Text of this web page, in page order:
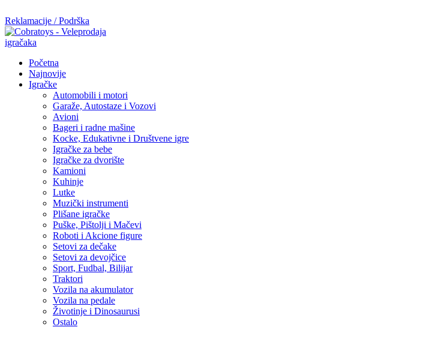
Reklamacije / Podrška
Početna
Najnovije
Igračke
Automobili i motori
Garaže, Autostaze i Vozovi
Avioni
Bageri i radne mašine
Kocke, Edukativne i Društvene igre
Igračke za bebe
Igračke za dvorište
Kamioni
Kuhinje
Lutke
Muzički instrumenti
Plišane igračke
Puške, Pištolji i Mačevi
Roboti i Akcione figure
Setovi za dečake
Setovi za devojčice
Sport, Fudbal, Bilijar
Traktori
Vozila na akumulator
Vozila na pedale
Životinje i Dinosaurusi
Ostalo